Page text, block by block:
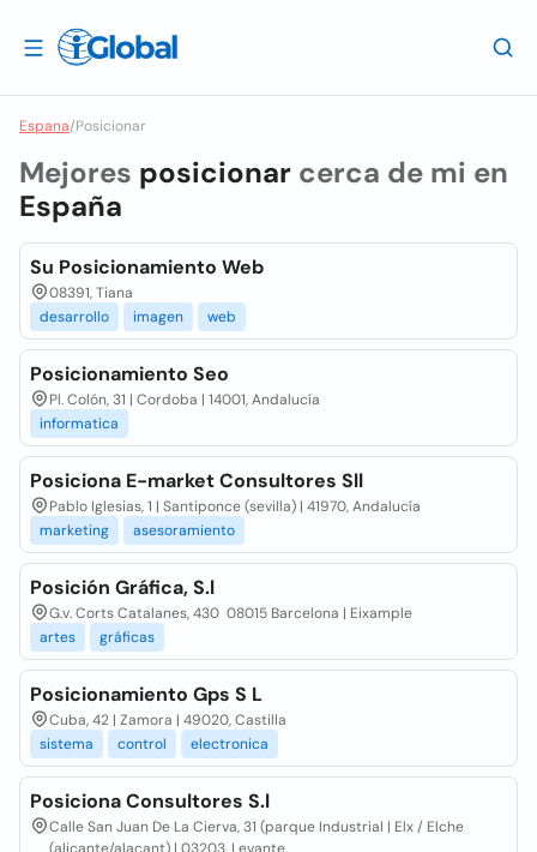
Espana/Posicionar
Mejores posicionar cerca de mi en
España
Su Posicionamiento Web
08391, Tiana
desarrollo
imagen web
Posicionamiento Seo
Pl. Colón, 31 | Cordoba | 14001, Andalucía
informatica
Posiciona E-market Consultores Sll
Pablo Iglesias, 1 | Santiponce (sevilla) | 41970, Andalucía
marketing
asesoramiento
Posición Gráfica, S.l
G.v. Corts Catalanes, 430 08015 Barcelona | Eixample
artes
gráficas
Posicionamiento Gps S L
Cuba, 42 | Zamora | 49020, Castilla
sistema
control electronica
Posiciona Consultores S.l
Calle San Juan De La Cierva, 31 (parque Industrial | Elx / Elche